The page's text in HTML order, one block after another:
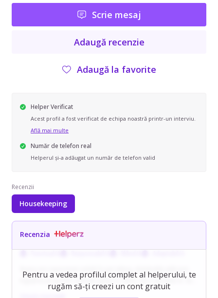
Scrie mesaj
Adaugă recenzie
Adaugă la favorite
Helper Verificat
Acest profil a fost verificat de echipa noastră printr-un interviu.
Află mai multe
Număr de telefon real
Helperul și-a adăugat un număr de telefon valid
Recenzii
Housekeeping
Pentru a vedea profilul complet al helperului, te
rugăm să-ți creezi un cont gratuit
Recenzia
îngrijirea propriilor animale (pisici și câini), cât și ale fiului ei. Se
ocupă cu responsabilitate de hrănire, administrarea medicației